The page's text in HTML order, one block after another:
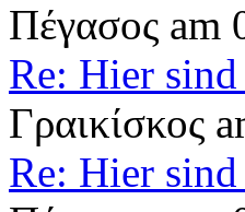
Πέγασος am
Re: Hier
Γραικίσκος
Re: Hier